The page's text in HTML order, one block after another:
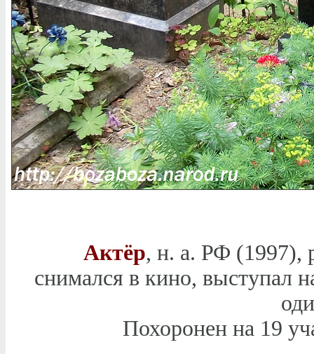
Актёр, н. а. РФ (1997),
снимался в кино, выступал
Похоронен на 19